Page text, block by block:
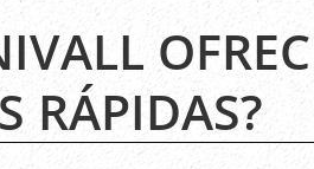
RÁPIDAS?